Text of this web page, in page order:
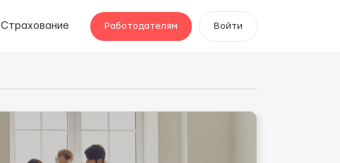
Страхование Работодателям Войти